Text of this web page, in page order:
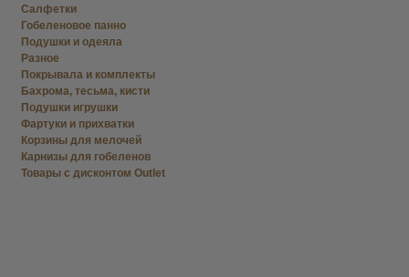
Салфетки
Гобеленовое панно
Подушки и одеяла
Разное
Покрывала и комплекты
Бахрома, тесьма, кисти
Подушки игрушки
Фартуки и прихватки
Корзины для мелочей
Карнизы для гобеленов
Товары с дисконтом Outlet